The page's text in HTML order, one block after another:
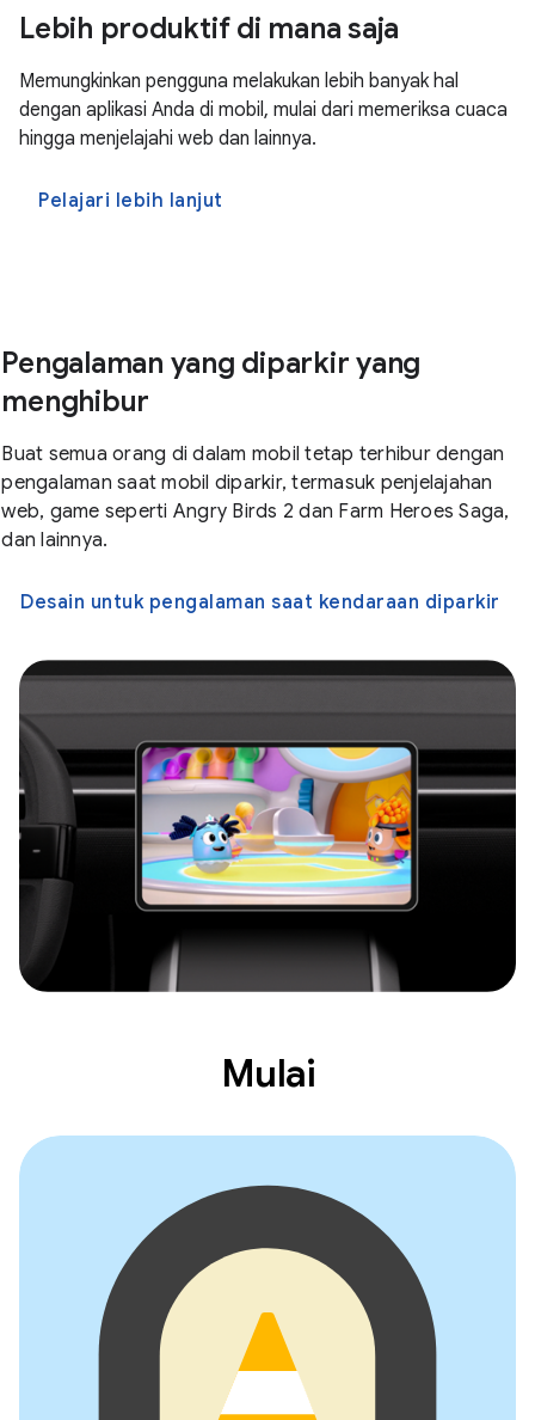
Lebih produktif di mana saja
Memungkinkan pengguna melakukan lebih banyak hal
dengan aplikasi Anda di mobil, mulai dari memeriksa cuaca
hingga menjelajahi web dan lainnya.
Pelajari lebih lanjut
Pengalaman yang diparkir yang
menghibur
Buat semua orang di dalam mobil tetap terhibur dengan
pengalaman saat mobil diparkir, termasuk penjelajahan
web, game seperti Angry Birds 2 dan Farm Heroes Saga,
dan lainnya.
Desain untuk pengalaman saat kendaraan diparkir
Mulai